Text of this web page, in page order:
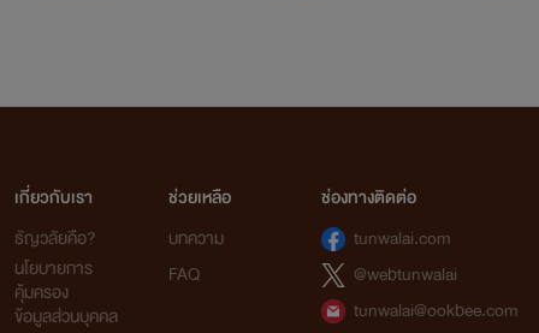
เกี่ยวกับเรา
ธัญวลัยคือ?
นโยบายการ
คุ้มครอง
ข้อมูลส่วนบุคคล
ช่วยเหลือ
บทความ
FAQ
ช่องทางติดต่อ
tunwalai.com
@webtunwalai
tunwalai@ookbee.com